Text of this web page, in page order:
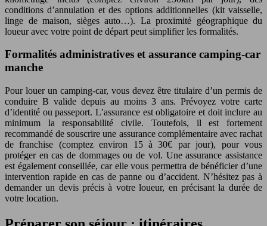
conditions d’annulation et des options additionnelles (kit vaisselle,
linge de maison, sièges auto…). La proximité géographique du
loueur avec votre point de départ peut simplifier les formalités.
Formalités administratives et assurance camping-car
manche
Pour louer un camping-car, vous devez être titulaire d’un permis de
conduire B valide depuis au moins 3 ans. Prévoyez votre carte
d’identité ou passeport. L’assurance est obligatoire et doit inclure au
minimum la responsabilité civile. Toutefois, il est fortement
recommandé de souscrire une assurance complémentaire avec rachat
de franchise (comptez environ 15 à 30€ par jour), pour vous
protéger en cas de dommages ou de vol. Une assurance assistance
est également conseillée, car elle vous permettra de bénéficier d’une
intervention rapide en cas de panne ou d’accident. N’hésitez pas à
demander un devis précis à votre loueur, en précisant la durée de
votre location.